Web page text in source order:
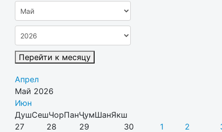
Перейти к месяцу
Апрел
Май 2026
Июн
ДушСешЧорПанҶумШанЯкш
27
28 29 30
1
2